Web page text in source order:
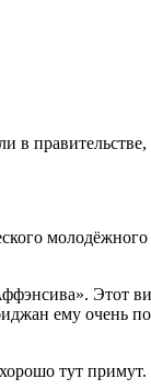
в
молодёжного
Этот
ему очень
тут примут.